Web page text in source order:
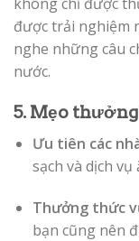
được trải nghiệm
nghe những câu
nước.
5. Mẹo
Ưu tiên các
sạch và dịch
Thưởng thức
bạn cũng nên